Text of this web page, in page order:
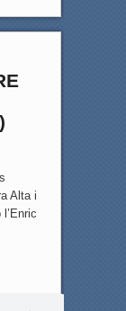
Alta i